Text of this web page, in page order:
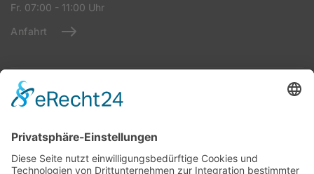
Fr. 07:00 - 11:00 Uhr
Anfahrt
Warenannahme StrTKW
86643 Rennertshofen
Mo - Do: 07:00 – 14:00 Uhr